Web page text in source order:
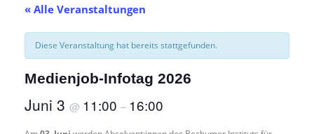
« Alle Veranstaltungen
Diese Veranstaltung hat bereits stattgefunden.
Medienjob-Infotag 2026
Juni 3 @ 11:00 – 16:00